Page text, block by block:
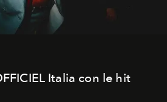
Italia con le hit